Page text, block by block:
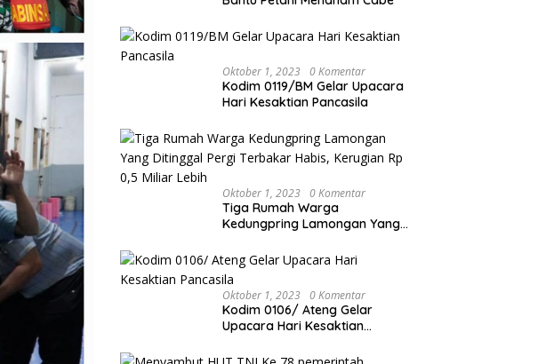
Oktober 1, 2023 0 Komentar
Kodim 0119/BM Gelar Upacara
Hari Kesaktian Pancasila
Oktober 1, 2023 0 Komentar
Tiga Rumah Warga
Kedungpring Lamongan Yang
Kerugian Rp 0,5 Miliar Lebih
Oktober 1, 2023 0 Komentar
Kodim 0106/ Ateng Gelar
Upacara Hari Kesaktian